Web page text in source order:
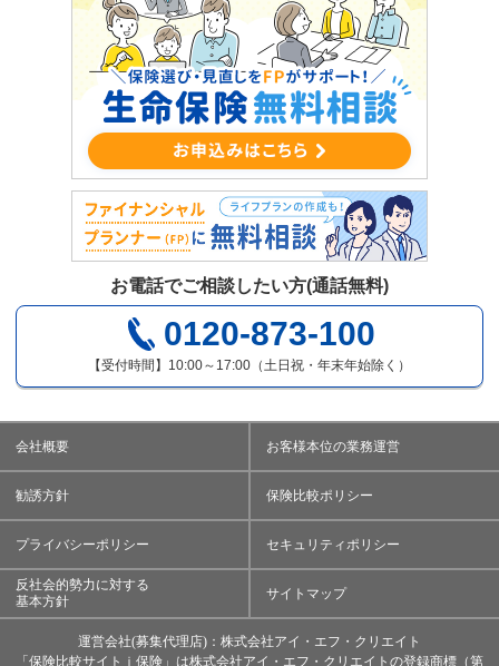
お電話でご相談したい方(通話無料)
0120-873-100
【受付時間】10:00～17:00（土日祝・年末年始除く）
会社概要 お客様本位の業務運営
勧誘方針 保険比較ポリシー
プライバシーポリシー セキュリティポリシー
反社会的勢力に対する
基本方針
サイトマップ
運営会社(募集代理店)：株式会社アイ・エフ・クリエイト
「保険比較サイトｉ保険」は株式会社アイ・エフ・クリエイトの登録商標（第